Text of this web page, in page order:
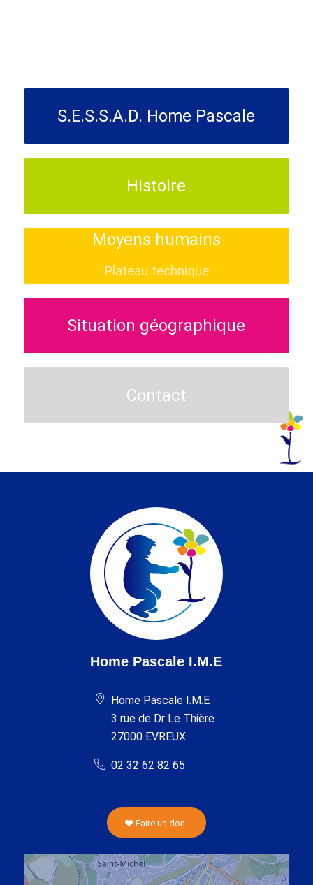
S.E.S.S.A.D. Home Pascale
Histoire
Moyens humains
Plateau technique
Situation géographique
Contact
Home Pascale I.M.E
Home Pascale I.M.E
3 rue de Dr Le Thière
27000 EVREUX
02 32 62 82 65
Faire un don